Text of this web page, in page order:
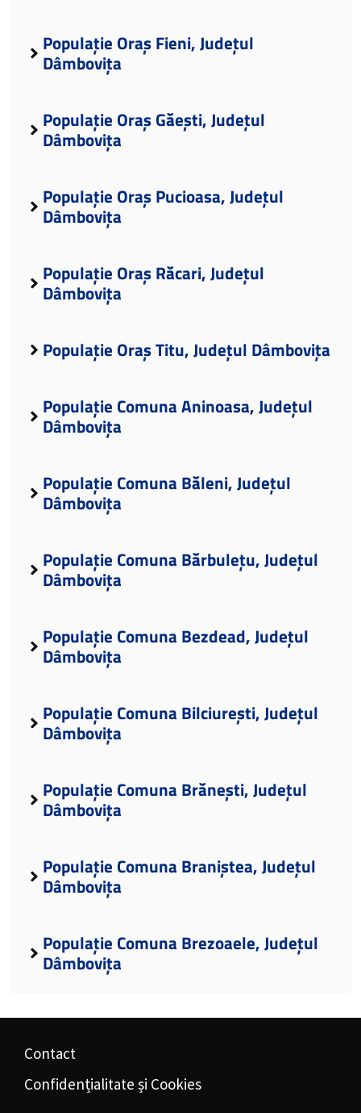
Populație Oraș Fieni, Județul
Dâmbovița
Populație Oraș Găești, Județul
Dâmbovița
Populație Oraș Pucioasa, Județul
Dâmbovița
Populație Oraș Răcari, Județul
Dâmbovița
Populație Oraș Titu, Județul Dâmbovița
Populație Comuna Aninoasa, Județul
Dâmbovița
Populație Comuna Băleni, Județul
Dâmbovița
Populație Comuna Bărbulețu, Județul
Dâmbovița
Populație Comuna Bezdead, Județul
Dâmbovița
Populație Comuna Bilciurești, Județul
Dâmbovița
Populație Comuna Brănești, Județul
Dâmbovița
Populație Comuna Braniștea, Județul
Dâmbovița
Populație Comuna Brezoaele, Județul
Dâmbovița
Contact
Confidențialitate și Cookies